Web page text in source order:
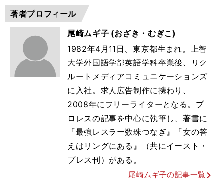
著者プロフィール
尾崎ムギ子 (おざき・むぎこ)
1982年4月11日、東京都生まれ。上智
大学外国語学部英語学科卒業後、リク
ルートメディアコミュニケーションズ
に入社。求人広告制作に携わり、
2008年にフリーライターとなる。プ
ロレスの記事を中心に執筆し、著書に
『最強レスラー数珠つなぎ』『女の答
えはリングにある』（共にイースト・
プレス刊）がある。
尾崎ムギ子の記事一覧